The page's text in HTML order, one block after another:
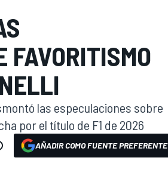
FAVORITISMO
las especulaciones sobre
por el título de F1 de 2026
AÑADIR COMO FUENTE PREFERENTE